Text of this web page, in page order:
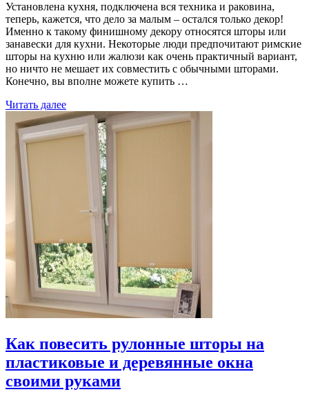
Установлена кухня, подключена вся техника и раковина,
теперь, кажется, что дело за малым – остался только декор!
Именно к такому финишному декору относятся шторы или
занавески для кухни. Некоторые люди предпочитают римские
шторы на кухню или жалюзи как очень практичный вариант,
но ничто не мешает их совместить с обычными шторами.
Конечно, вы вполне можете купить …
Читать далее
Как повесить рулонные шторы на
пластиковые и деревянные окна
своими руками